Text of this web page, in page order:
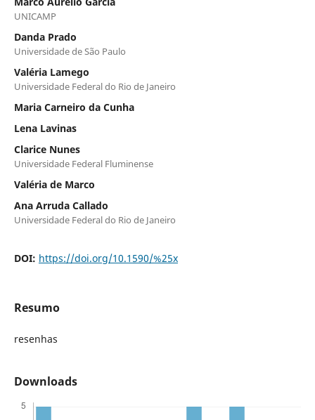
UNICAMP
Danda Prado
Universidade de São Paulo
Valéria Lamego
Universidade Federal do Rio de Janeiro
Maria Carneiro da Cunha
Lena Lavinas
Clarice Nunes
Universidade Federal Fluminense
Valéria de Marco
Ana Arruda Callado
Universidade Federal do Rio de Janeiro
DOI: https://doi.org/10.1590/%25x
Resumo
resenhas
Downloads